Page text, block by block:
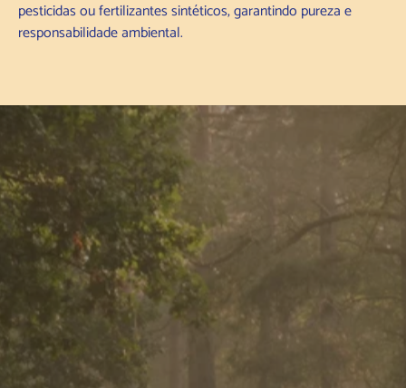
pesticidas ou fertilizantes sintéticos, garantindo pureza e
responsabilidade ambiental.